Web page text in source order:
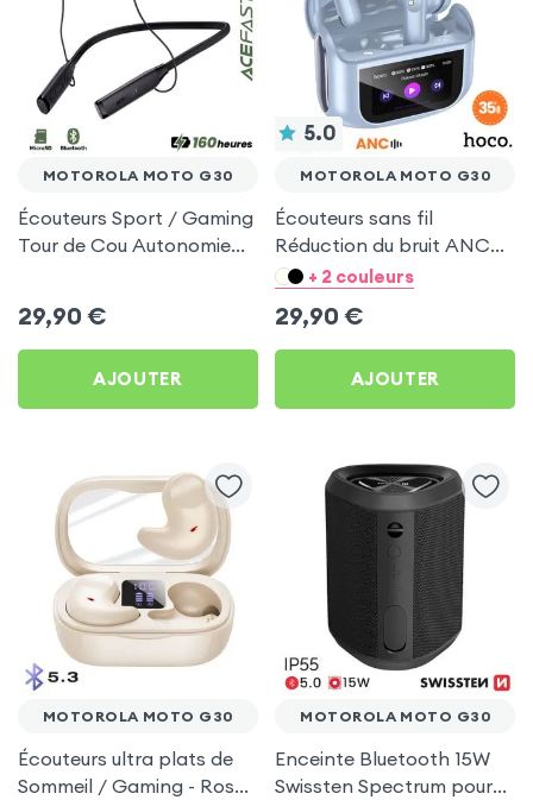
MOTOROLA MOTO G30
Écouteurs Sport / Gaming
Tour de Cou Autonomie
29,90 €
AJOUTER
5.0
MOTOROLA MOTO G30
Écouteurs sans fil
Réduction du bruit ANC
ENC - Hoco Bleu pour
+ 2 couleurs
29,90 €
AJOUTER
MOTOROLA MOTO G30
Écouteurs ultra plats de
Sommeil / Gaming - Rose
MOTOROLA MOTO G30
Enceinte Bluetooth 15W
Swissten Spectrum pour